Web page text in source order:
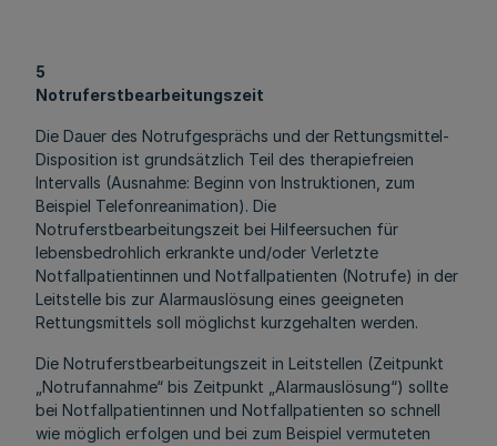
5
Notruferstbearbeitungszeit
Die Dauer des Notrufgesprächs und der Rettungsmittel-
Disposition ist grundsätzlich Teil des therapiefreien
Intervalls (Ausnahme: Beginn von Instruktionen, zum
Beispiel Telefonreanimation). Die
Notruferstbearbeitungszeit bei Hilfeersuchen für
lebensbedrohlich erkrankte und/oder Verletzte
Notfallpatientinnen und Notfallpatienten (Notrufe) in der
Leitstelle bis zur Alarmauslösung eines geeigneten
Rettungsmittels soll möglichst kurzgehalten werden.
Die Notruferstbearbeitungszeit in Leitstellen (Zeitpunkt
„Notrufannahme“ bis Zeitpunkt „Alarmauslösung“) sollte
bei Notfallpatientinnen und Notfallpatienten so schnell
wie möglich erfolgen und bei zum Beispiel vermuteten